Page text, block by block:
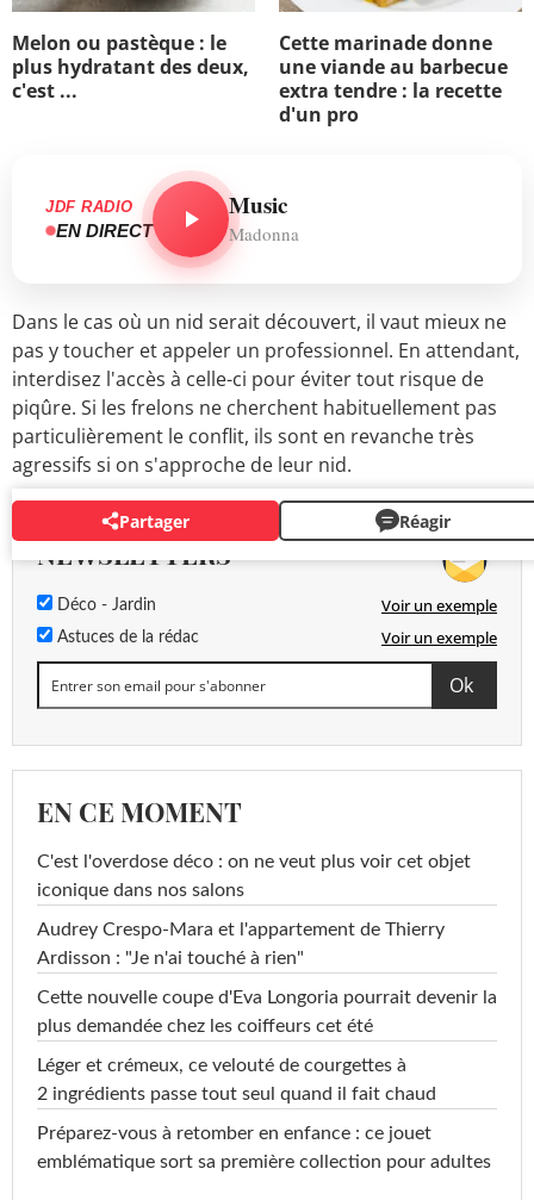
Melon ou pastèque : le
plus hydratant des deux,
c'est ...
Cette marinade donne
une viande au barbecue
extra tendre : la recette
d'un pro
JDF RADIO
EN DIRECT
Music
Madonna
Dans le cas où un nid serait découvert, il vaut mieux ne
pas y toucher et appeler un professionnel. En attendant,
interdisez l'accès à celle-ci pour éviter tout risque de
piqûre. Si les frelons ne cherchent habituellement pas
particulièrement le conflit, ils sont en revanche très
agressifs si on s'approche de leur nid.
Partager Réagir
NEWSLETTERS
Déco - Jardin Voir un exemple
Astuces de la rédac Voir un exemple
EN CE MOMENT
C'est l'overdose déco : on ne veut plus voir cet objet
iconique dans nos salons
Audrey Crespo-Mara et l'appartement de Thierry
Ardisson : "Je n'ai touché à rien"
Cette nouvelle coupe d'Eva Longoria pourrait devenir la
plus demandée chez les coiffeurs cet été
Léger et crémeux, ce velouté de courgettes à
2 ingrédients passe tout seul quand il fait chaud
Préparez-vous à retomber en enfance : ce jouet
emblématique sort sa première collection pour adultes